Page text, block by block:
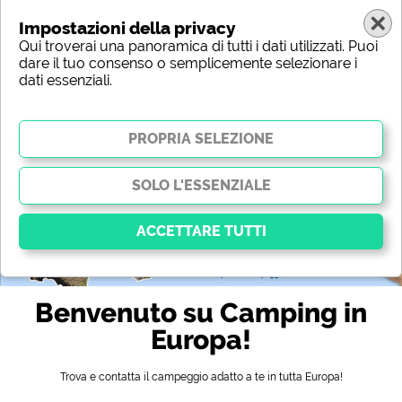
Benvenuto su Camping in
Europa!
Trova e contatta il campeggio adatto a te in tutta Europa!
Europa Regione Tipo
Posizione Caratteristica Stelle
Servizi igienici
Attività per il tempo libero
Impostazioni della privacy
Qui troverai una panoramica di tutti i dati utilizzati. Puoi
dare il tuo consenso o semplicemente selezionare i
dati essenziali.
Essenziale
I cookie essenziali abilitano le funzioni di base e sono
essenziali per il corretto funzionamento del sito web.
Senza questi cookie, alcune parti del sitonon